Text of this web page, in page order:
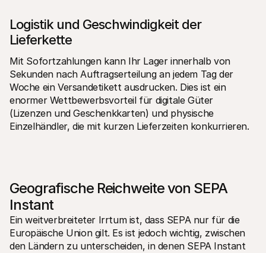
Logistik und Geschwindigkeit der
Lieferkette
Mit Sofortzahlungen kann Ihr Lager innerhalb von
Sekunden nach Auftragserteilung an jedem Tag der
Woche ein Versandetikett ausdrucken. Dies ist ein
enormer Wettbewerbsvorteil für digitale Güter
(Lizenzen und Geschenkkarten) und physische
Einzelhändler, die mit kurzen Lieferzeiten konkurrieren.
Geografische Reichweite von SEPA
Instant
Ein weitverbreiteter Irrtum ist, dass SEPA nur für die
Europäische Union gilt. Es ist jedoch wichtig, zwischen
den Ländern zu unterscheiden, in denen SEPA Instant